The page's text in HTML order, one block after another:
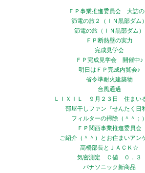
ＦＰ事業推進委員会 大詰
節電の旅２（ＩＮ黒部ダム）
節電の旅（ＩＮ黒部ダム）
ＦＰ断熱壁の実力
完成見学会
ＦＰ完成見学会 開催中♪
明日はＦＰ完成内覧会♪
省令準耐火建築物
台風通過
ＬＩＸＩＬ ９月２３日 住まい
部屋干しファン『せんたく日
フィルターの掃除（＾＾；）
ＦＰ関西事業推進委員会
ご紹介（＾＾）とお住まいアン
高橋部長とＪＡＣＫ☆
気密測定 Ｃ値 ０．３
パナソニック新商品